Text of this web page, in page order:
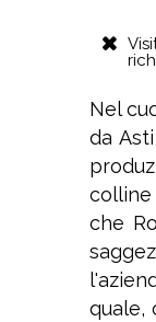
Nel
da
che
quale,